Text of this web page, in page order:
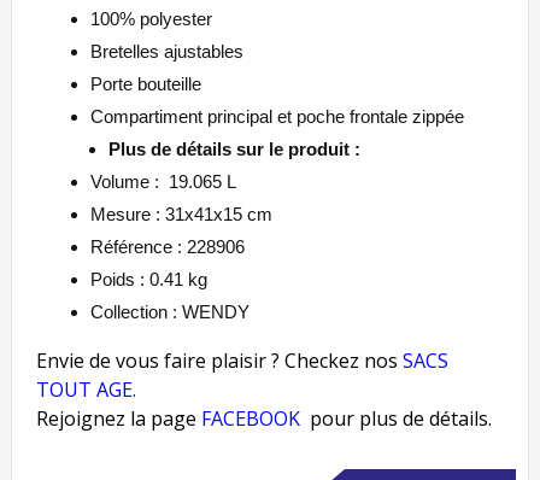
100% polyester
Bretelles ajustables
Porte bouteille
Compartiment principal et poche frontale zippée
Plus de détails sur le produit :
Volume : 19.065 L
Mesure : 31x41x15 cm
Référence : 228906
Poids : 0.41 kg
Collection : WENDY
Envie de vous faire plaisir ? Checkez nos SACS
TOUT AGE.
Rejoignez la page FACEBOOK pour plus de détails.